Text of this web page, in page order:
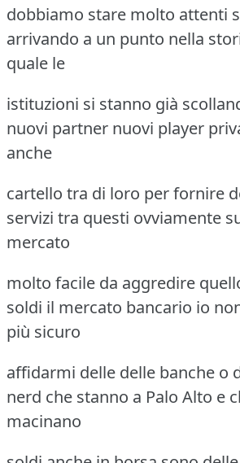
dobbiamo stare molto attenti
arrivando a un punto nella
quale le
istituzioni si stanno già
nuovi partner nuovi player
anche
cartello tra di loro per fornire
servizi tra questi ovviamente
mercato
molto facile da aggredire
soldi il mercato bancario io
più sicuro
affidarmi delle delle banche o
nerd che stanno a Palo Alto e
macinano